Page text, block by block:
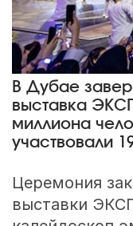
В Дубае
выставка
миллиона
участвовали
Церемония
выставки